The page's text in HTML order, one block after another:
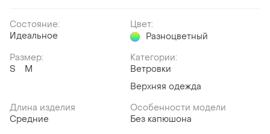
Состояние:
Идеальное
Цвет:
Разноцветный
Размер:
S
M
Категории:
Ветровки
Верхняя одежда
Длина изделия
Средние
Особенности модели
Без капюшона